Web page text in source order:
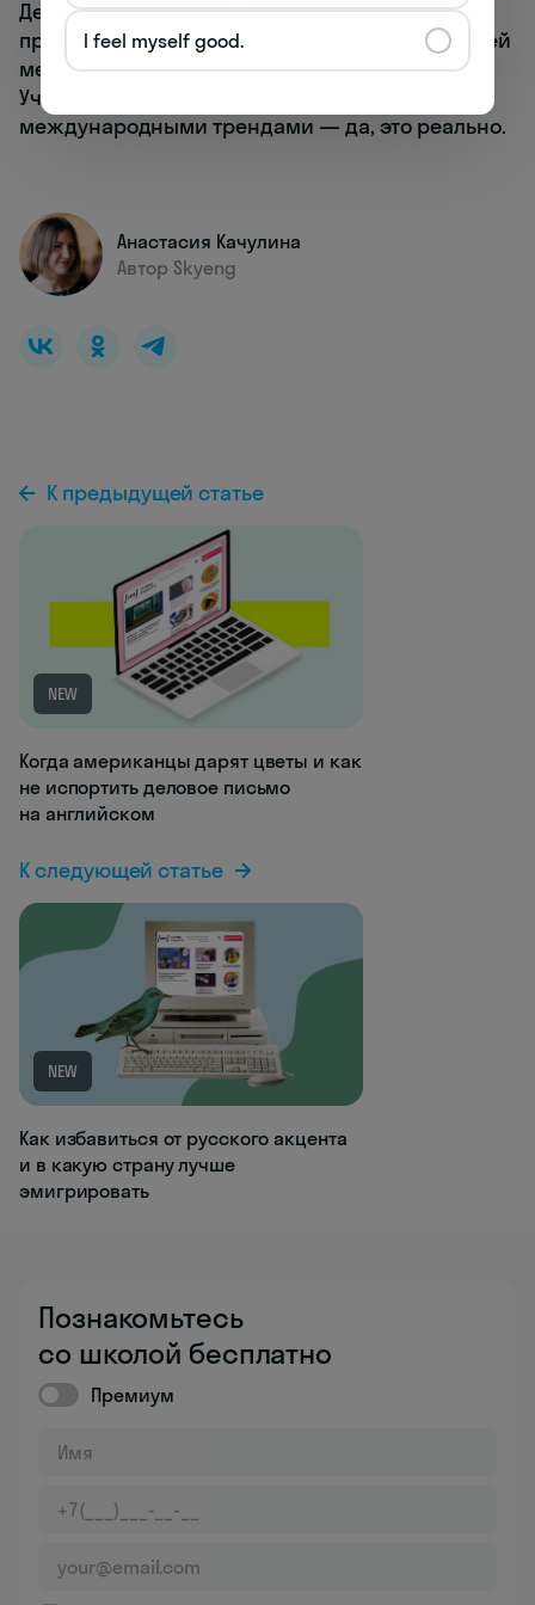
Делитесь дайджестом с друзьями и сами
приходите подтягивать английский (по крайней
мере,записывайтесь на бесплатный урок).
Учить язык и одновременно следить за
международными трендами — да, это реально.
Анастасия Качулина
Автор Skyeng
К предыдущей статье
NEW
Когда американцы дарят цветы и как
не испортить деловое письмо
на английском
К следующей статье
NEW
Как избавиться от русского акцента
и в какую страну лучше
эмигрировать
Познакомьтесь
со школой бесплатно
Премиум
I feel myself good.